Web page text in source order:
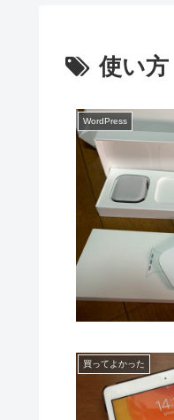
使い方
WordPress
買ってよかった